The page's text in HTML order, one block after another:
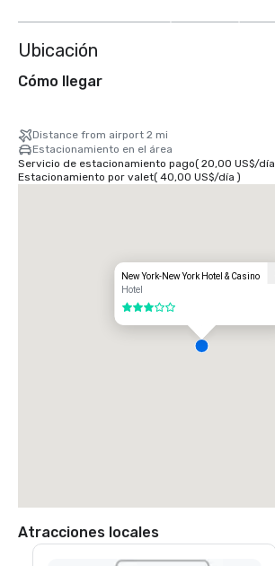
Ubicación
Cómo llegar
Distance from airport 2 mi
Estacionamiento en el área
Servicio de estacionamiento pago( 20,00 US$/día
Estacionamiento por valet( 40,00 US$/día )
New York-New York Hotel & Casino
Hotel
3 de 5
Atracciones locales